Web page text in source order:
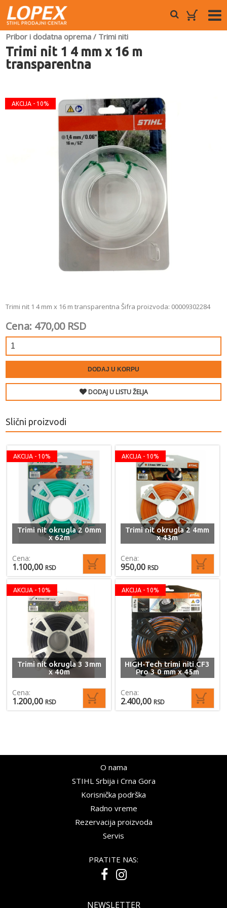
Pribor i dodatna oprema / Trimi niti
Trimi nit 1 4 mm x 16 m
transparentna
AKCIJA - 10%
Trimi nit 1 4 mm x 16 m transparentna Šifra proizvoda: 00009302284
Cena: 470,00 RSD
DODAJ U KORPU
DODAJ U LISTU ŽELJA
Slični proizvodi
AKCIJA - 10%
Trimi nit okrugla 2 0mm
x 62m
Cena:
1.100,00 RSD
AKCIJA - 10%
Trimi nit okrugla 2 4mm
x 43m
Cena:
950,00 RSD
AKCIJA - 10%
Trimi nit okrugla 3 3mm
x 40m
Cena:
1.200,00 RSD
AKCIJA - 10%
HIGH-Tech trimi niti CF3
Pro 3 0 mm x 45m
Cena:
2.400,00 RSD
O nama
STIHL Srbija i Crna Gora
Korisnička podrška
Radno vreme
Rezervacija proizvoda
Servis
PRATITE NAS:
NEWSLETTER